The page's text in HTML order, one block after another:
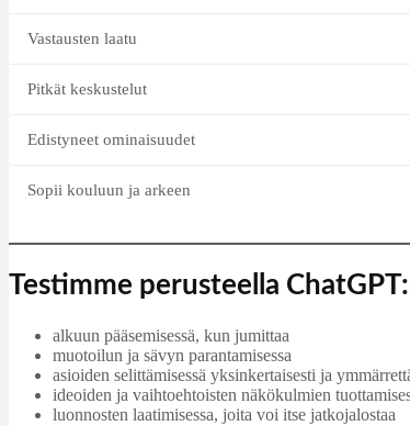
Vastausten laatu
Pitkät keskustelut
Edistyneet ominaisuudet
Sopii kouluun ja arkeen
Testimme perusteella
alkuun pääsemisessä, kun jumittaa
muotoilun ja sävyn parantamisessa
asioiden selittämisessä yksinkertaisesti ja
ideoiden ja vaihtoehtoisten näkökulmien
luonnosten laatimisessa, joita voi itse jatkojalostaa